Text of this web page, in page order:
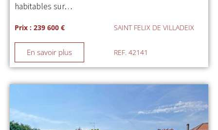
habitables sur…
Prix : 239 600 € SAINT FELIX DE VILLADEIX
En savoir plus REF. 42141